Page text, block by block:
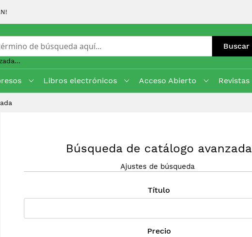
Buscar
Libros electrónicos Acceso Abierto Revistas
Búsqueda de catálogo avanzada
Ajustes de búsqueda
Título
Precio